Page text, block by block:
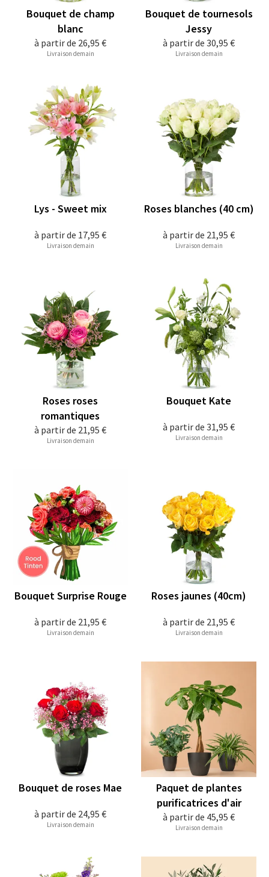
à partir de 26,95 €
Bouquet de champ
blanc
Livraison demain
à partir de 30,95 €
Bouquet de tournesols
Jessy
Livraison demain
à partir de 17,95 €
Lys - Sweet mix
Livraison demain
à partir de 21,95 €
Roses blanches (40 cm)
Livraison demain
à partir de 21,95 €
Roses roses
romantiques
Livraison demain
à partir de 31,95 €
Bouquet Kate
Livraison demain
à partir de 21,95 €
Bouquet Surprise Rouge
Livraison demain
à partir de 21,95 €
Roses jaunes (40cm)
Livraison demain
à partir de 24,95 €
Bouquet de roses Mae
Livraison demain
à partir de 45,95 €
Paquet de plantes
purificatrices d'air
Livraison demain